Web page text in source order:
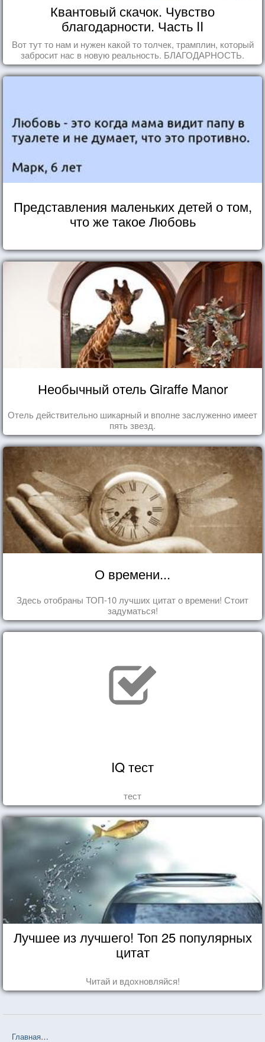
Квантовый скачок. Чувство
благодарности. Часть II
Вот тут то нам и нужен какой то толчек, трамплин, который
забросит нас в новую реальность. БЛАГОДАРНОСТЬ.
Представления маленьких детей о том,
что же такое Любовь
Необычный отель Giraffe Manor
Отель действительно шикарный и вполне заслуженно имеет
пять звезд.
О времени...
Здесь отобраны ТОП-10 лучших цитат о времени! Стоит
задуматься!
IQ тест
тест
Лучшее из лучшего! Топ 25 популярных
цитат
Читай и вдохновляйся!
Главная